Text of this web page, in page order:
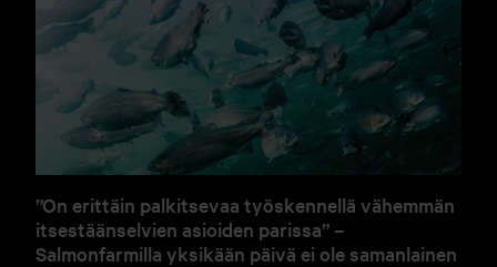
”On erittäin palkitsevaa työskennellä vähemmän
itsestäänselvien asioiden parissa” –
Salmonfarmilla yksikään päivä ei ole samanlainen